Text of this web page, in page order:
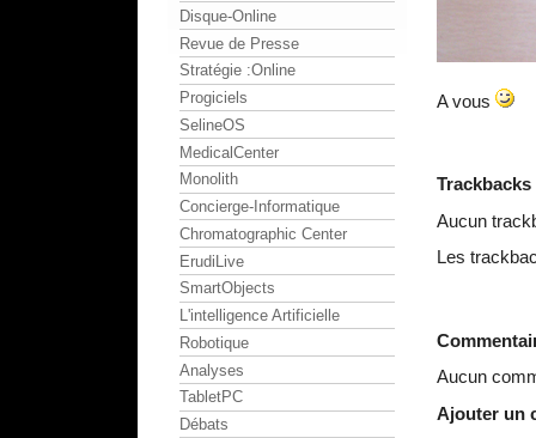
A vous
Trackbacks
Aucun
Les
Aucun
Ajouter un
Disque-Online
Revue de Presse
Stratégie :Online
Progiciels
SelineOS
MedicalCenter
Monolith
Concierge-Informatique
Chromatographic Center
ErudiLive
SmartObjects
L'intelligence Artificielle
Robotique
Analyses
TabletPC
Débats